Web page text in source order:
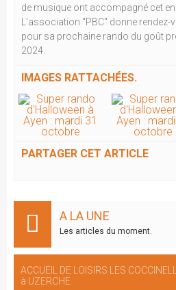
de musique ont accompagné cet
L'association "PBC" donne
pour sa prochaine rando du goût
2024.
IMAGES RATTACHÉES.
PARTAGER CET ARTICLE
A LA UNE
Les articles du moment.
ACCUEIL DE LOISIRS LES
à UZERCHE